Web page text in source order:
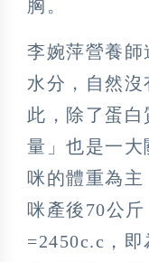
胸。
李婉萍營養
水分，自然沒
此，除了蛋
量」也是一大
咪的體重為
咪產後70公
=2450c.c，